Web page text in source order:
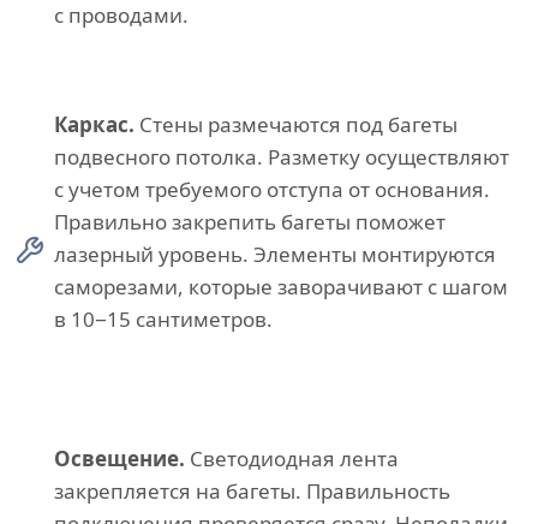
с проводами.
Каркас. Стены размечаются под багеты
подвесного потолка. Разметку осуществляют
с учетом требуемого отступа от основания.
Правильно закрепить багеты поможет
лазерный уровень. Элементы монтируются
саморезами, которые заворачивают с шагом
в 10−15 сантиметров.
Освещение. Светодиодная лента
закрепляется на багеты. Правильность